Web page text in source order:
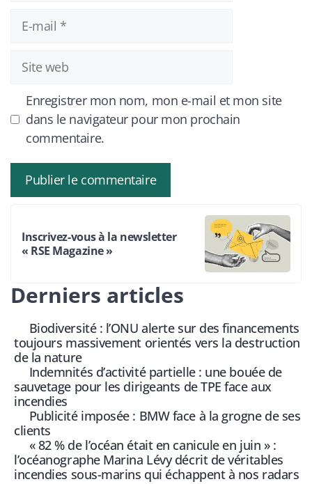
Site
Enregistrer mon nom, mon e-mail et mon site
dans le navigateur pour mon prochain
commentaire.
Inscrivez-vous à la newsletter
« RSE Magazine »
Derniers articles
Biodiversité : l’ONU alerte sur des financements
toujours massivement orientés vers la destruction
de la nature
Indemnités d’activité partielle : une bouée de
sauvetage pour les dirigeants de TPE face aux
incendies
Publicité imposée : BMW face à la grogne de ses
clients
« 82 % de l’océan était en canicule en juin » :
l’océanographe Marina Lévy décrit de véritables
incendies sous-marins qui échappent à nos radars